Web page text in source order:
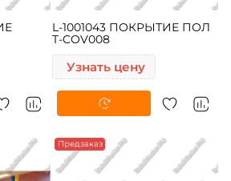
L-1001043 ПОКРЫТИЕ ПОЛ
T-COV008
Узнать цену
Предзаказ